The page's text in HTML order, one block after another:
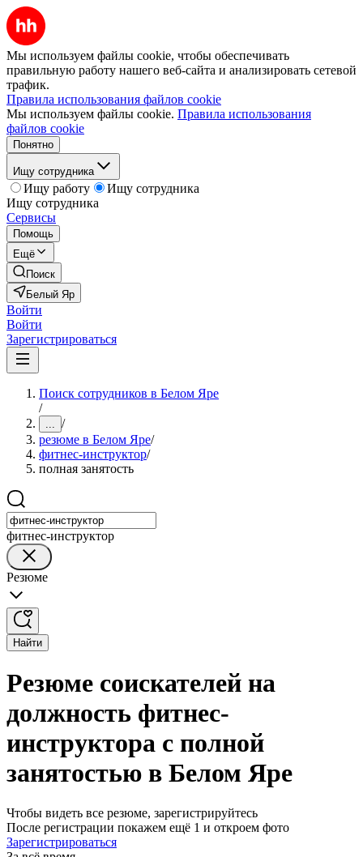
Мы используем файлы cookie, чтобы обеспечивать
правильную работу нашего веб-сайта и анализировать сетевой
трафик.
Правила использования файлов cookie
Мы используем файлы cookie. Правила использования
файлов cookie
Понятно
Ищу сотрудника
Ищу работу
Ищу сотрудника
Ищу сотрудника
Сервисы
Помощь
Ещё
Поиск
Белый Яр
Войти
Войти
Зарегистрироваться
Поиск сотрудников в Белом Яре
/
... /
резюме в Белом Яре/
фитнес-инструктор/
полная занятость
фитнес-инструктор
Резюме
Найти
Резюме соискателей на
должность фитнес-
инструктора с полной
занятостью в Белом Яре
Чтобы видеть все резюме, зарегистрируйтесь
После регистрации покажем ещё 1 и откроем фото
Зарегистрироваться